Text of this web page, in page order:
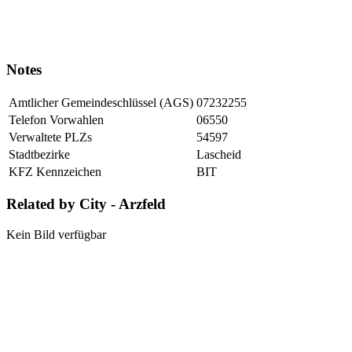
Notes
Amtlicher Gemeindeschlüssel (AGS) 07232255
Telefon Vorwahlen
06550
Verwaltete PLZs
54597
Stadtbezirke
Lascheid
KFZ Kennzeichen
BIT
Related by City - Arzfeld
Kein Bild verfügbar